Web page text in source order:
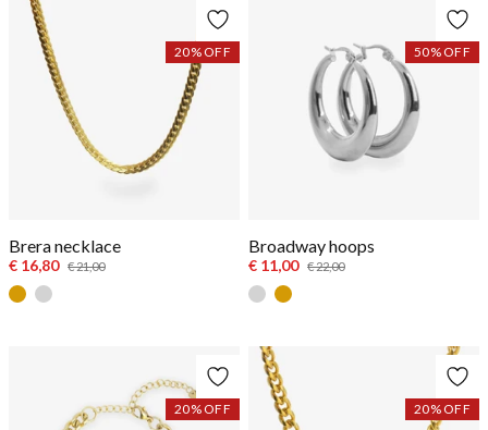
Brera necklace
€ 16,80 € 21,00
20% OFF
Broadway hoops
€ 11,00 € 22,00
50% OFF
20% OFF 20% OFF